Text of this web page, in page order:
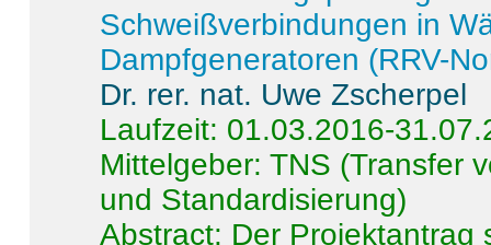
Schweißverbindungen in
Dampfgeneratoren (RRV-
Dr. rer. nat. Uwe Zscherpel
Laufzeit: 01.03.2016-
Mittelgeber: TNS (Transfer
und Standardisierung)
Abstract: Der Projektantrag